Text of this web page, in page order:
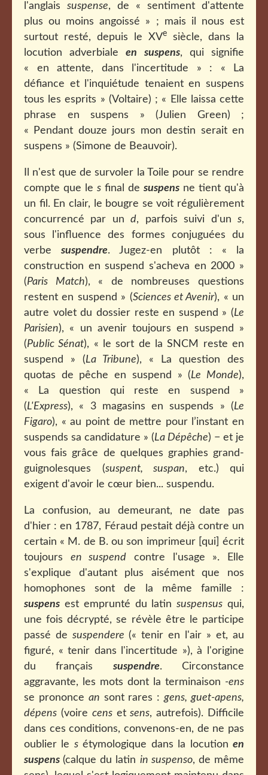
l'anglais suspense, de « sentiment d'attente
plus ou moins angoissé » ; mais il nous est
surtout resté, depuis le XVe
siècle, dans la
locution adverbialeen suspens, qui signifie
« en attente, dans l'incertitude » : « La
défiance et l'inquiétude tenaient en suspens
tous les esprits » (Voltaire) ; « Elle laissa cette
phrase en suspens » (Julien Green) ;
« Pendant douze jours mon destin serait en
suspens » (Simone de Beauvoir).
Il n'est que de survoler la Toile pour se rendre
compte que le s final de suspens ne tient qu'à
un fil. En clair, le bougre se voit régulièrement
concurrencé par und, parfois suivi d'uns,
sous l'influence des formes conjuguées du
verbesuspendre. Jugez-en plutôt : « la
construction en suspend s'acheva en 2000 »
(Paris Match), « de nombreuses questions
restent en suspend » (Sciences et Avenir), « un
autre volet du dossier reste en suspend » (Le
Parisien), « un avenir toujours en suspend »
(Public Sénat), « le sort de la SNCM reste en
suspend » (La Tribune), « La question des
quotas de pêche en suspend » (Le Monde),
« La question qui reste en suspend »
(L'Express), « 3 magasins en suspends » (Le
Figaro), « au point de mettre pour l’instant en
suspends sa candidature » (La Dépêche) − et je
vous fais grâce de quelques graphies grand-
guignolesques (suspent, suspan, etc.) qui
exigent d'avoir le cœur bien... suspendu.
La confusion, au demeurant, ne date pas
d'hier : en 1787, Féraud pestait déjà contre un
certain « M. de B. ou son imprimeur [qui] écrit
toujours en suspend contre l'usage ». Elle
s'explique d'autant plus aisément que nos
homophones sont de la même famille :
suspens est emprunté du latinsuspensus qui,
une fois décrypté, se révèle être le participe
passé de suspendere (« tenir en l'air » et, au
figuré, « tenir dans l'incertitude »), à l'origine
du français suspendre. Circonstance
aggravante, les mots dont la terminaison -ens
se prononce an sont rares :gens, guet-apens,
dépens (voire censetsens, autrefois). Difficile
dans ces conditions, convenons-en, de ne pas
oublier le sétymologique dans la locutionen
suspens(calque du latin in suspenso, de même